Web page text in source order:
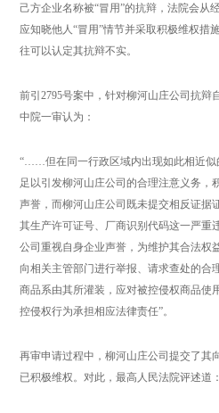
己方企业名称被“冒用”的抗辩，法院会从
应知晓他人“冒用”情节并采取积极维权措
往可以认定其抗辩不实。
前引2795号案中，针对柳河山庄公司抗辩
中院一审认为：
“……但在同一行政区域内出现如此相近似
足以引发柳河山庄公司的合理注意义务，
声誉，而柳河山庄公司既未提交相反证据
其生产许可证号、厂商识别代码这一严重
公司重视自身企业声誉，为维护其合法权
向相关主管部门进行举报、请求查处的合
商品系由其所灌装，应对被控侵权商品使
控侵权行为承担相应法律责任”。
再审申请过程中，柳河山庄公司提交了其
已积极维权。对此，最高人民法院评述道：